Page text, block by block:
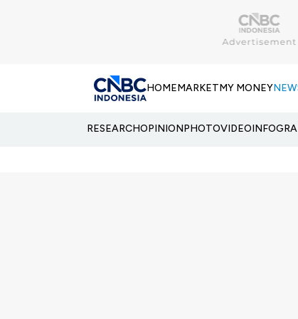
HOMEMARKETMY MONEY
RESEARCHOPINIONPHOTOVIDEO